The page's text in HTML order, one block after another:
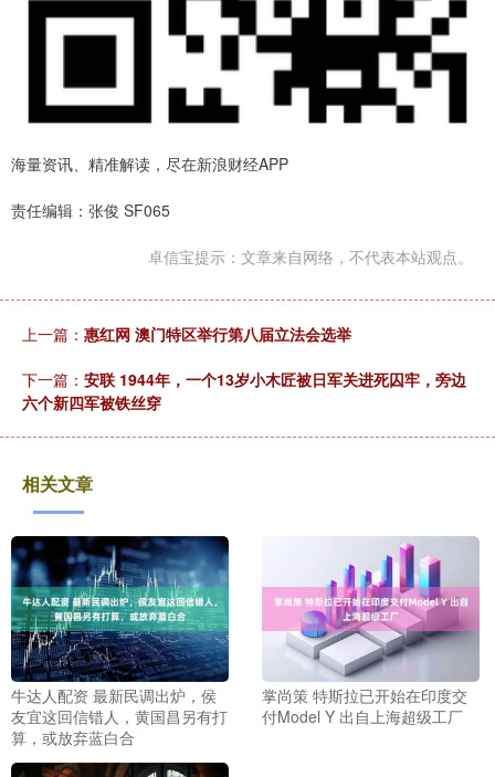
海量资讯、精准解读，尽在新浪财经APP
责任编辑：张俊 SF065
卓信宝提示：文章来自网络，不代表本站观点。
上一篇： 惠红网 澳门特区举行第八届立法会选举
下一篇： 安联 1944年，一个13岁小木匠被日军关进死囚牢，旁边
六个新四军被铁丝穿
相关文章
牛达人配资 最新民调出炉，侯
友宜这回信错人，黄国昌另有打
算，或放弃蓝白合
掌尚策 特斯拉已开始在印度交
付Model Y 出自上海超级工厂